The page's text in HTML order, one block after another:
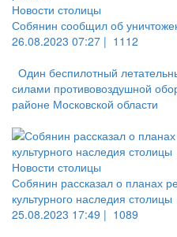
Новости столицы
Собянин сообщил об
26.08.2023 07:27 | 1112
Один беспилотный
силами противовоздушной
районе Московской области
Новости столицы
Собянин рассказал о планах
культурного наследия столицы
25.08.2023 17:49 | 1089